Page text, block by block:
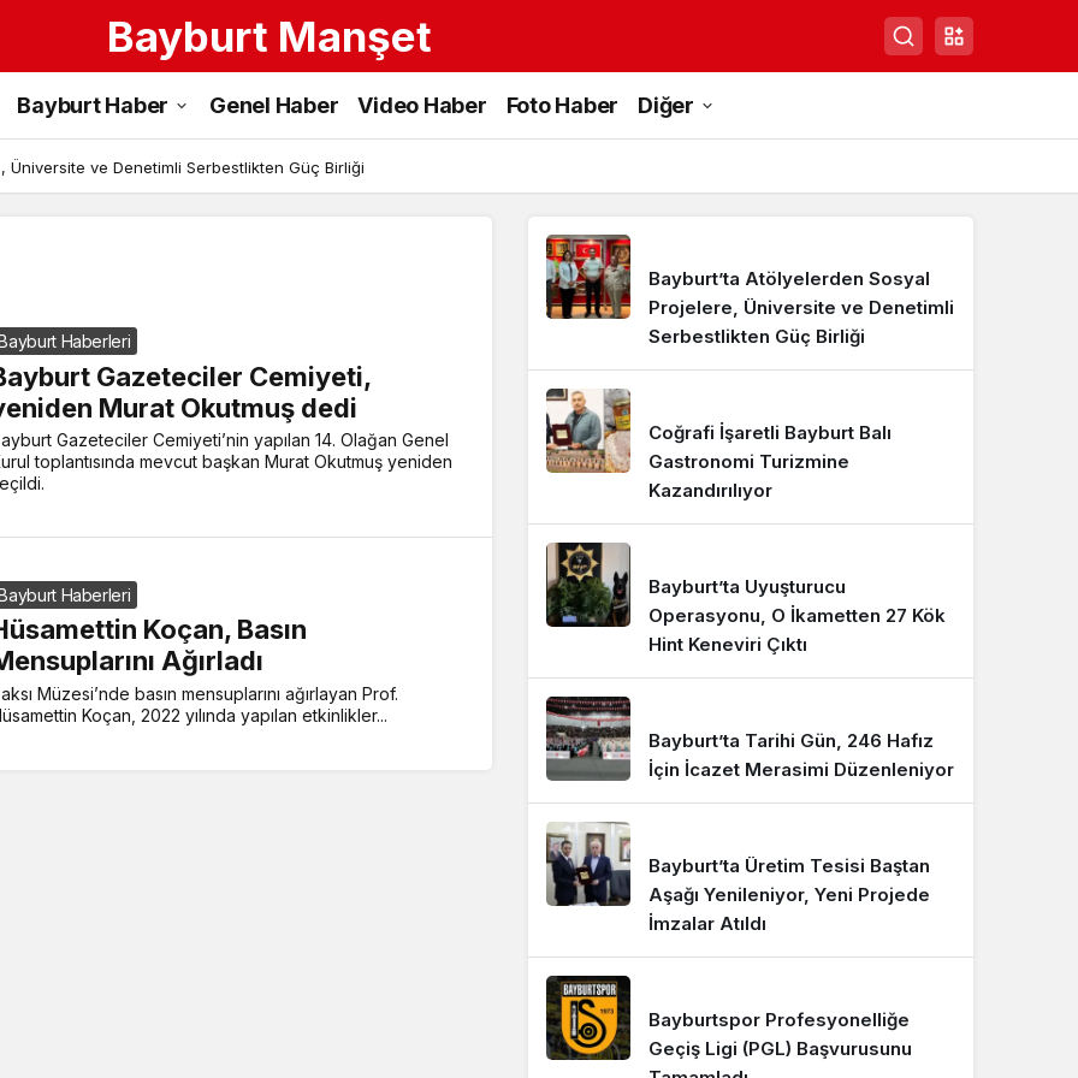
Bayburt Manşet
Hülya
Karaer
Haberleri
Bayburt Haber Genel Haber Video Haber Foto Haber Diğer
Üniversite ve Denetimli Serbestlikten Güç Birliği
Haberleri
Gazeteciler Cemiyeti,
Murat Okutmuş dedi
Gazeteciler Cemiyeti’nin yapılan 14. Olağan Genel
toplantısında mevcut başkan Murat Okutmuş yeniden
Haberleri
Koçan, Basın
Ağırladı
Müzesi’nde basın mensuplarını ağırlayan Prof.
Koçan, 2022 yılında yapılan etkinlikler...
Bayburt’ta Atölyelerden Sosyal
Projelere, Üniversite ve Denetimli
Serbestlikten Güç Birliği
Coğrafi İşaretli Bayburt Balı
Gastronomi Turizmine
Kazandırılıyor
Bayburt’ta Uyuşturucu
Operasyonu, O İkametten 27 Kök
Hint Keneviri Çıktı
Bayburt’ta Tarihi Gün, 246 Hafız
İçin İcazet Merasimi Düzenleniyor
Bayburt’ta Üretim Tesisi Baştan
Aşağı Yenileniyor, Yeni Projede
İmzalar Atıldı
Bayburtspor Profesyonelliğe
Geçiş Ligi (PGL) Başvurusunu